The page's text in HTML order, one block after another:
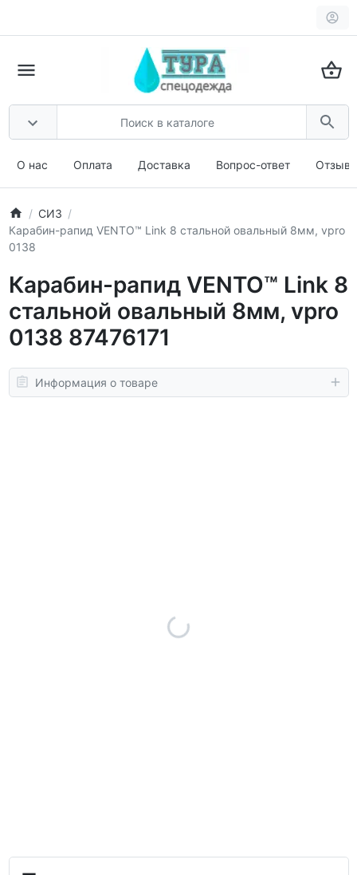
О нас Оплата Доставка Вопрос-ответ
СИЗ
Карабин-рапид VENTO™ Link 8 стальной овальный 8мм, vpro
0138
Карабин-рапид VENTO™ Link 8
стальной овальный 8мм, vpro
0138 87476171
Информация о товаре